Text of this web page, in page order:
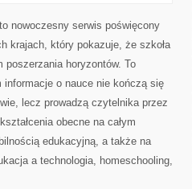
CODZIENNOŚĆ
W
KRAJACH
nowoczesny serwis poświęcony
krajach, który pokazuje, że szkoła
poszerzania horyzontów. To
informacje o nauce nie kończą się
lecz prowadzą czytelnika przez
obecne na całym
edukacyjną, a także na
a technologia, homeschooling,